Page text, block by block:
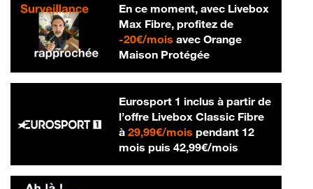
En ce moment, avec Livebox
Max Fibre, profitez de
-20€/mois20 € par mois
avec Orange
Maison Protégée
Eurosport 1 inclus à partir de
l’offre Livebox Classic Fibre
à 29,99€/mois29,99 € par mois
pendant 12
mois puis 42,99€/mois42,99 € par